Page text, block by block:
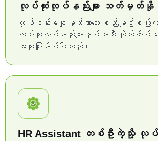
လုပ်ထုံးလုပ်နည်းများ သတ်မှတ်နို
လုပ်ငန်းမှချမှတ်ထားသော စည်းမျဥ်းစည်း
လုပ်ထုံးလုပ်နည်းများနှင့်အညီ ကိုယ်တို
အသုံးပြုနိုင်ပါသည်။
HR Assistant တစ်ဦးကဲ့သို့ လုပ်ဆေ